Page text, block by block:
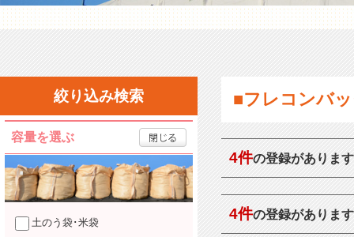
絞り込み検索
容量を選ぶ
土のう袋･米袋
■フレコンバ
4件の登録がありま
4件の登録がありま